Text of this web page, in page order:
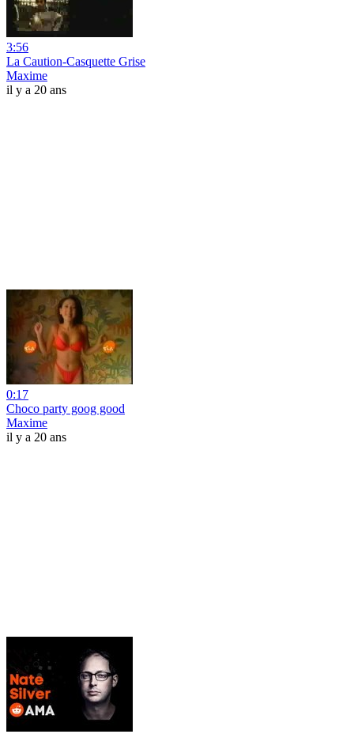
3:56
La Caution-Casquette Grise
Maxime
il y a 20 ans
0:17
Choco party goog good
Maxime
il y a 20 ans